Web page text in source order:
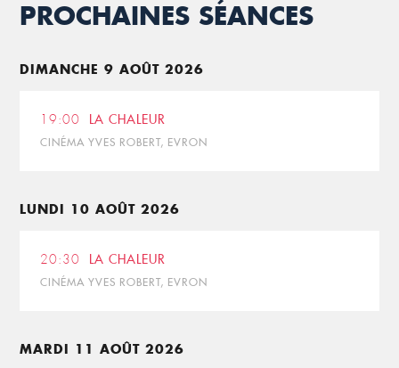
PROCHAINES SÉANCES
DIMANCHE 9 AOÛT 2026
19:00 LA CHALEUR
CINÉMA YVES ROBERT, EVRON
LUNDI 10 AOÛT 2026
20:30 LA CHALEUR
CINÉMA YVES ROBERT, EVRON
MARDI 11 AOÛT 2026